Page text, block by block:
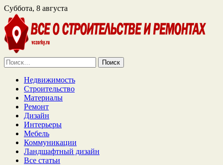
Суббота, 8 августа
Найти:
Недвижимость
Строительство
Материалы
Ремонт
Дизайн
Интерьеры
Мебель
Коммуникации
Ландшафтный дизайн
Все статьи